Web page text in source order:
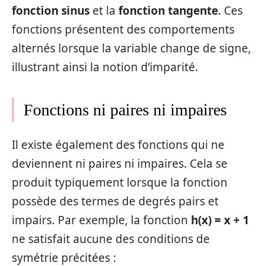
fonction sinus et la fonction tangente. Ces
fonctions présentent des comportements
alternés lorsque la variable change de signe,
illustrant ainsi la notion d’imparité.
Fonctions ni paires ni impaires
Il existe également des fonctions qui ne
deviennent ni paires ni impaires. Cela se
produit typiquement lorsque la fonction
possède des termes de degrés pairs et
impairs. Par exemple, la fonction h(x) = x + 1
ne satisfait aucune des conditions de
symétrie précitées :